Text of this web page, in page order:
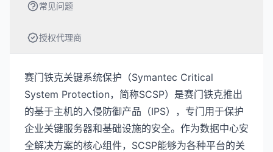
常见问题
授权代理商
赛门铁克关键系统保护（Symantec Critical
System Protection，简称SCSP）是赛门铁克推出
的基于主机的入侵防御产品（IPS），专门用于保护
企业关键服务器和基础设施的安全。作为数据中心安
全解决方案的核心组件，SCSP能够为各种平台的关